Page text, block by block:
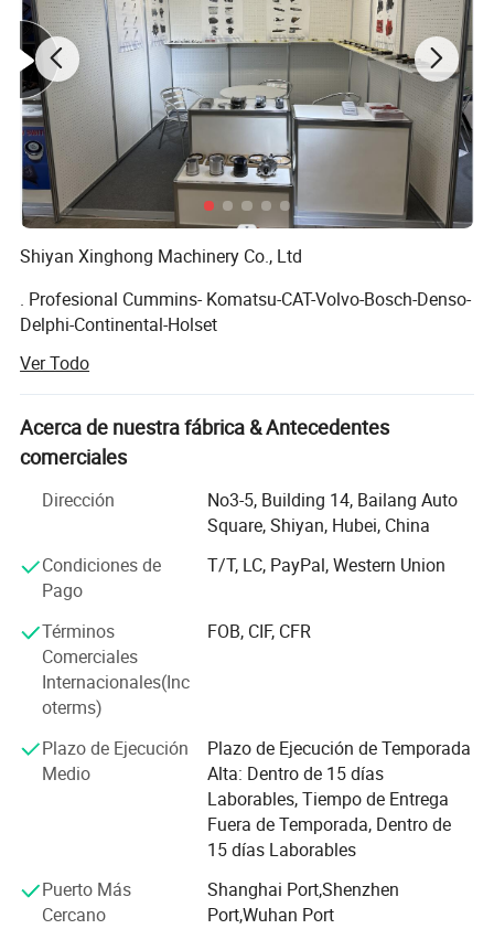
Shiyan Xinghong Machinery Co., Ltd
. Profesional Cummins- Komatsu-CAT-Volvo-Bosch-Denso-
Delphi-Continental-Holset
cadena de suministro en el ámbito de los motores diesel.
Hubei, China, Shiyan Xinghong Machinery Co., Ltd. Es una
empresa de alta tecnología que integra I+D, producción y
del sistema de combustible, incluyendo bombas de
inyección de combustible, bombas diesel, inyectores de
combustible, inyectores de combustible, turbocargador,
ECM (módulos de control del motor), y grupos de cables
Ubicación estratégica:
Nuestra base en Shiyan - un centro industrial clave en
China Central - proporciona excelente conectividad de
transporte terrestre y fluvial, permitiendo una distribución
eficiente a nivel nacional.
Nos dedicamos a centrarnos continuamente en las
necesidades del cliente, mejorar la experiencia del
empleado y mantener un entorno de trabajo limpio,
Ver Todo
Acerca de nuestra fábrica & Antecedentes
comerciales
Dirección
No3-5, Building 14, Bailang Auto
Square, Shiyan, Hubei, China
Condiciones de
Pago
T/T, LC, PayPal, Western Union
Términos
Comerciales
Internacionales(Inc
oterms)
FOB, CIF, CFR
Plazo de Ejecución
Medio
Plazo de Ejecución de Temporada
Alta: Dentro de 15 días
Laborables, Tiempo de Entrega
Fuera de Temporada, Dentro de
15 días Laborables
Puerto Más
Cercano
Shanghai Port,Shenzhen
Port,Wuhan Port